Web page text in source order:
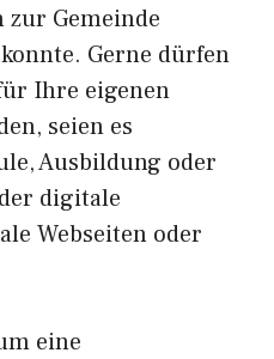
Gemeinde
Gerne dürfen
Ihre eigenen
seien es
Ausbildung oder
digitale
Webseiten oder
eine